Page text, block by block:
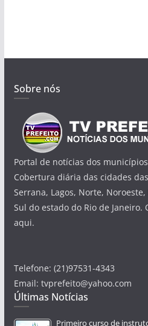
Sobre nós
Portal de notícias dos
Cobertura diária das cidades
Serrana, Lagos, Norte,
Sul do estado do Rio de
aqui.
Telefone: (21)97531-4343
Email: tvprefeito@yahoo.com
Últimas Notícias
Primeiro curso de